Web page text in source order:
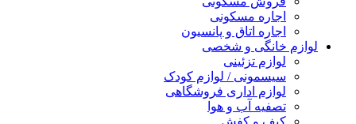
اجاره مسکونی
اجاره اتاق و پانسیون
لوازم خانگی و شخصی
لوازم تزئینی
سیسمونی / لوازم کودک
لوازم اداری فروشگاهی
تصفیه آب و هوا